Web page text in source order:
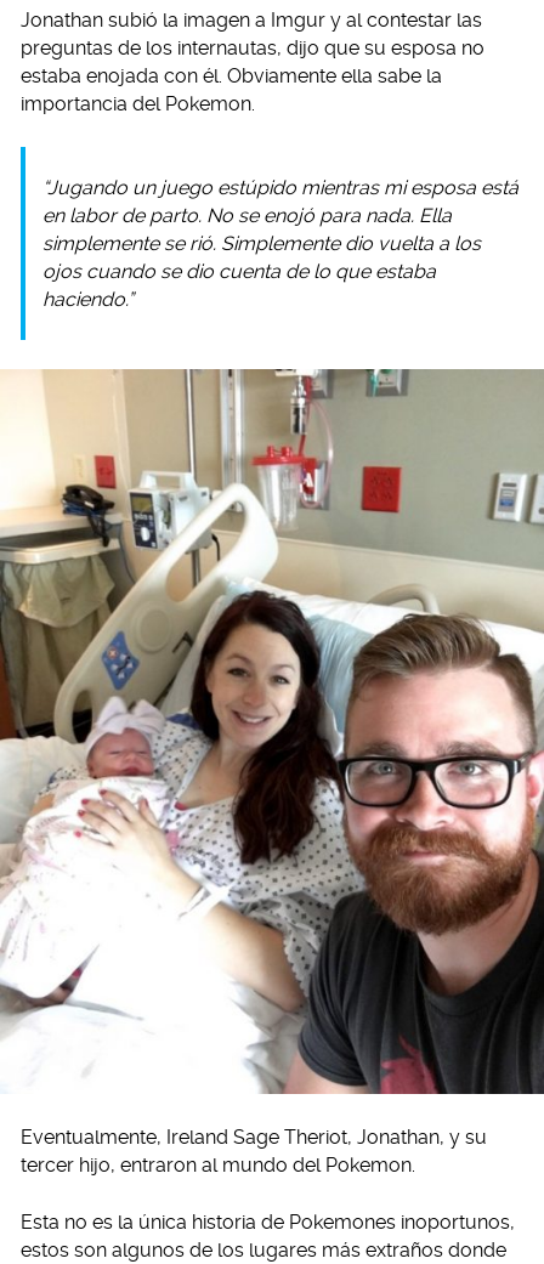
Jonathan subió la imagen a Imgur y al contestar las
preguntas de los internautas, dijo que su esposa no
estaba enojada con él. Obviamente ella sabe la
importancia del Pokemon.
“Jugando un juego estúpido mientras mi esposa está
en labor de parto. No se enojó para nada. Ella
simplemente se rió. Simplemente dio vuelta a los
ojos cuando se dio cuenta de lo que estaba
haciendo.”
Eventualmente, Ireland Sage Theriot, Jonathan, y su
tercer hijo, entraron al mundo del Pokemon.
Esta no es la única historia de Pokemones inoportunos,
estos son algunos de los lugares más extraños donde